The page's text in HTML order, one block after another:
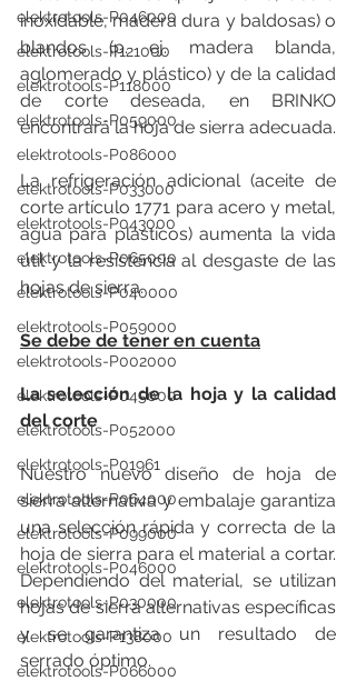
elektrotools-P046000
elektrotools-P121000
elektrotools-P118000
elektrotools-P059000
elektrotools-P086000
elektrotools-P033000
elektrotools-P043000
elektrotools-P065000
elektrotools-P040000
elektrotools-P059000
elektrotools-P002000
elektrotools-P045000
elektrotools-P052000
elektrotools-P01961
elektrotools-P064000
elektrotools-P099000
elektrotools-P046000
elektrotools-P030000
elektrotools-P138000
elektrotools-P066000
inoxidable, madera dura y baldosas) o
blandos (p. ej. madera blanda,
aglomerado y plástico) y de la calidad
de corte deseada, en BRINKO
encontrará la hoja de sierra adecuada.
La refrigeración adicional (aceite de
corte artículo 1771 para acero y metal,
agua para plásticos) aumenta la vida
útil y la resistencia al desgaste de las
hojas de sierra.
Se debe de tener en cuenta
La selección de la hoja y la calidad
del corte
Nuestro nuevo diseño de hoja de
sierra alternativa y embalaje garantiza
una selección rápida y correcta de la
hoja de sierra para el material a cortar.
Dependiendo del material, se utilizan
hojas de sierra alternativas específicas
y se garantiza un resultado de
serrado óptimo.